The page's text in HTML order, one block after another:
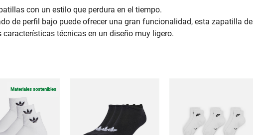
con un estilo que perdura en el tiempo.
de perfil bajo puede ofrecer una gran funcionalidad, esta zapatilla de
técnicas en un diseño muy ligero.
Materiales sostenibles